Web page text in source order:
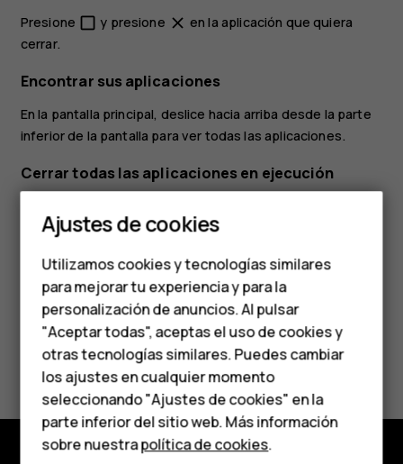
Smartphones
Teléfonos de gama
media
Teléfonos para
personas mayores
HMD Terra M
Comprar
Presione check_box_outline_blank y presione close en la aplicación que quiera
cerrar.
Encontrar sus aplicaciones
En la pantalla principal, deslice hacia arriba desde la parte
inferior de la pantalla para ver todas las aplicaciones.
Cerrar todas las aplicaciones en ejecución
aplicaciones y presioneBORRAR TODAS
¿Te ha parecido útil?
Sí No
Ajustes de cookies
Utilizamos cookies y tecnologías similares
para mejorar tu experiencia y para la
personalización de anuncios. Al pulsar
"Aceptar todas", aceptas el uso de cookies y
otras tecnologías similares. Puedes cambiar
los ajustes en cualquier momento
seleccionando "Ajustes de cookies" en la
parte inferior del sitio web. Más información
sobre nuestrapolítica de cookies.